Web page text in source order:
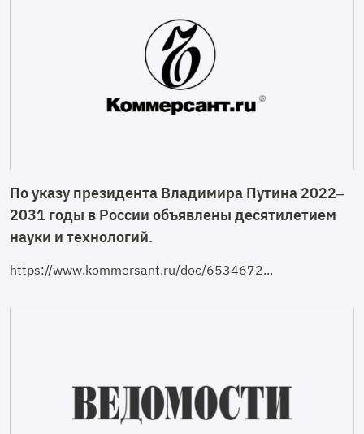
По указу президента Владимира Путина 2022–
2031 годы в России объявлены десятилетием
науки и технологий.
https://www.kommersant.ru/doc/6534672...